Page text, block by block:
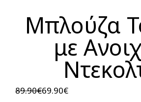
Μπλούζα
με
89.90€
Original69.90€
Η